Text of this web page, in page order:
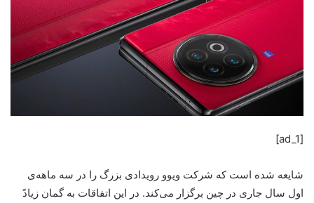
[ad_1]
شایعه شده است که شرکت ویوو رویدادی بزرگ را در سه ماهه‌ی
اول سال جاری در چین برگزار می‌کند. در این اتفاقات به گمان زیادً